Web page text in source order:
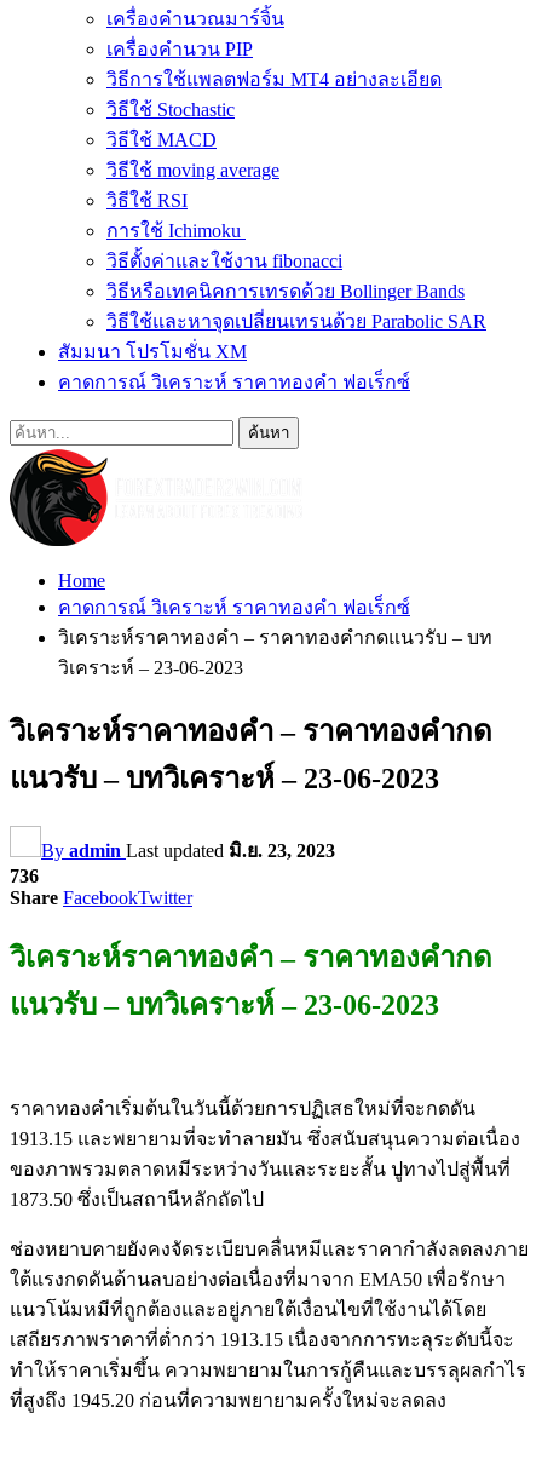
เครื่องคำนวณมาร์จิ้น
เครื่องคำนวน PIP
วิธีการใช้แพลตฟอร์ม MT4 อย่างละเอียด
วิธีใช้ Stochastic
วิธีใช้ MACD
วิธีใช้ moving average
วิธีใช้ RSI
การใช้ Ichimoku
วิธีตั้งค่าและใช้งาน fibonacci
วิธีหรือเทคนิคการเทรดด้วย Bollinger Bands
วิธีใช้และหาจุดเปลี่ยนเทรนด้วย Parabolic SAR
สัมมนา โปรโมชั่น XM
คาดการณ์ วิเคราะห์ ราคาทองคำ ฟอเร็กซ์
Home
คาดการณ์ วิเคราะห์ ราคาทองคำ ฟอเร็กซ์
วิเคราะห์ราคาทองคำ – ราคาทองคำกดแนวรับ – บท
วิเคราะห์ – 23-06-2023
วิเคราะห์ราคาทองคำ – ราคาทองคำกด
แนวรับ – บทวิเคราะห์ – 23-06-2023
By admin Last updated มิ.ย. 23, 2023
736
Share FacebookTwitter
วิเคราะห์ราคาทองคำ – ราคาทองคำกด
แนวรับ – บทวิเคราะห์ – 23-06-2023
ราคาทองคำเริ่มต้นในวันนี้ด้วยการปฏิเสธใหม่ที่จะกดดัน
1913.15 และพยายามที่จะทำลายมัน ซึ่งสนับสนุนความต่อเนื่อง
ของภาพรวมตลาดหมีระหว่างวันและระยะสั้น ปูทางไปสู่พื้นที่
1873.50 ซึ่งเป็นสถานีหลักถัดไป
ช่องหยาบคายยังคงจัดระเบียบคลื่นหมีและราคากำลังลดลงภาย
ใต้แรงกดดันด้านลบอย่างต่อเนื่องที่มาจาก EMA50 เพื่อรักษา
แนวโน้มหมีที่ถูกต้องและอยู่ภายใต้เงื่อนไขที่ใช้งานได้โดย
เสถียรภาพราคาที่ต่ำกว่า 1913.15 เนื่องจากการทะลุระดับนี้จะ
ทำให้ราคาเริ่มขึ้น ความพยายามในการกู้คืนและบรรลุผลกำไร
ที่สูงถึง 1945.20 ก่อนที่ความพยายามครั้งใหม่จะลดลง